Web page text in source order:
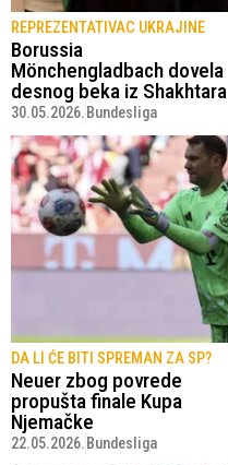
REPREZENTATIVAC UKRAJINE
Borussia
Mönchengladbach dovela
desnog beka iz Shakhtara
30.05.2026. Bundesliga
DA LI ĆE BITI SPREMAN ZA SP?
Neuer zbog povrede
propušta finale Kupa
Njemačke
22.05.2026. Bundesliga